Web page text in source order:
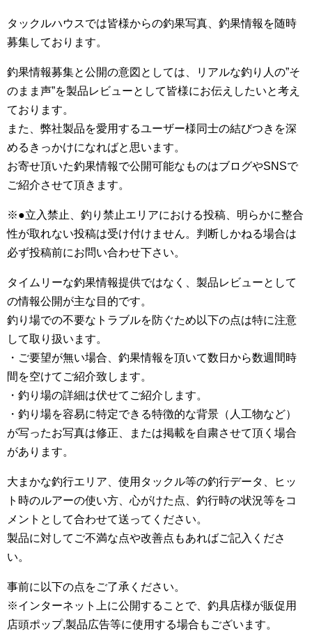
タックルハウスでは皆様からの釣果写真、釣果情報を随時
募集しております。
釣果情報募集と公開の意図としては、リアルな釣り人の”そ
のまま声”を製品レビューとして皆様にお伝えしたいと考え
ております。
また、弊社製品を愛用するユーザー様同士の結びつきを深
めるきっかけになればと思います。
お寄せ頂いた釣果情報で公開可能なものはブログやSNSで
ご紹介させて頂きます。
※●立入禁止、釣り禁止エリアにおける投稿、明らかに整合
性が取れない投稿は受け付けません。判断しかねる場合は
必ず投稿前にお問い合わせ下さい。
タイムリーな釣果情報提供ではなく、製品レビューとして
の情報公開が主な目的です。
釣り場での不要なトラブルを防ぐため以下の点は特に注意
して取り扱います。
・ご要望が無い場合、釣果情報を頂いて数日から数週間時
間を空けてご紹介致します。
・釣り場の詳細は伏せてご紹介します。
・釣り場を容易に特定できる特徴的な背景（人工物など）
が写ったお写真は修正、または掲載を自粛させて頂く場合
があります。
大まかな釣行エリア、使用タックル等の釣行データ、ヒッ
ト時のルアーの使い方、心がけた点、釣行時の状況等をコ
メントとして合わせて送ってください。
製品に対してご不満な点や改善点もあればご記入くださ
い。
事前に以下の点をご了承ください。
※インターネット上に公開することで、釣具店様が販促用
店頭ポップ,製品広告等に使用する場合もございます。